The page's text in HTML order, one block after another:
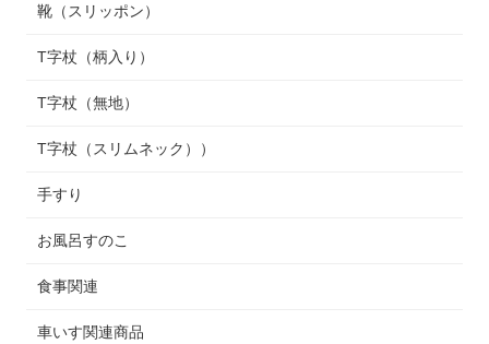
靴（スリッポン）
T字杖（柄入り）
T字杖（無地）
T字杖（スリムネック））
手すり
お風呂すのこ
食事関連
車いす関連商品